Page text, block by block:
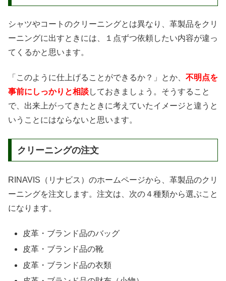
シャツやコートのクリーニングとは異なり、革製品をクリ
ーニングに出すときには、１点ずつ依頼したい内容が違っ
てくるかと思います。
「このように仕上げることができるか？」とか、 不明点を
事前にしっかりと相談しておきましょう。そうすること
で、出来上がってきたときに考えていたイメージと違うと
いうことにはならないと思います。
クリーニングの注文
RINAVIS（リナビス）のホームページから、革製品のクリ
ーニングを注文します。注文は、次の４種類から選ぶこと
になります。
皮革・ブランド品のバッグ
皮革・ブランド品の靴
皮革・ブランド品の衣類